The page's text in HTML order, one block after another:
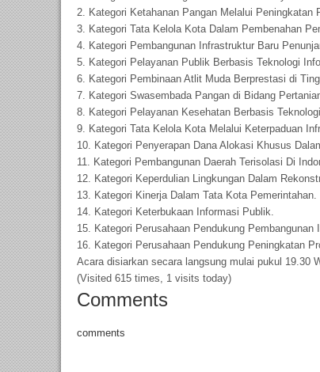
2. Kategori Ketahanan Pangan Melalui Peningkatan
3. Kategori Tata Kelola Kota Dalam Pembenahan
4. Kategori Pembangunan Infrastruktur Baru
5. Kategori Pelayanan Publik Berbasis Teknologi
6. Kategori Pembinaan Atlit Muda Berprestasi di
7. Kategori Swasembada Pangan di Bidang
8. Kategori Pelayanan Kesehatan Berbasis
9. Kategori Tata Kelola Kota Melalui Keterpaduan
10. Kategori Penyerapan Dana Alokasi Khusus
11. Kategori Pembangunan Daerah Terisolasi Di
12. Kategori Keperdulian Lingkungan Dalam
13. Kategori Kinerja Dalam Tata Kota Pemerintahan.
14. Kategori Keterbukaan Informasi Publik.
15. Kategori Perusahaan Pendukung Pembangunan
16. Kategori Perusahaan Pendukung Peningkatan
Acara disiarkan secara langsung mulai pukul 19.30
(Visited 615 times, 1 visits today)
Comments
comments